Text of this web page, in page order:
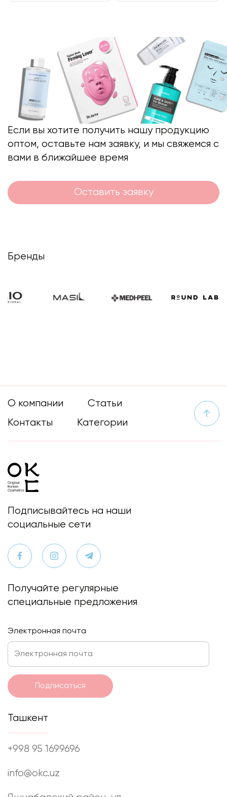
Если вы хотите получить нашу продукцию
оптом, оставьте нам заявку, и мы свяжемся с
вами в ближайшее время
Оставить заявку
Бренды
О компании
Статьи
Контакты
Категории
Подписывайтесь на наши
социальные сети
Получайте регулярные
специальные предложения
Электронная почта
Подписаться
Ташкент
+998 95 1699696
info@okc.uz